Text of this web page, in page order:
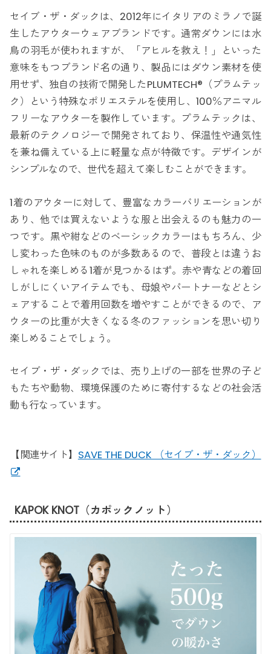
セイブ・ザ・ダックは、2012年にイタリアのミラノで誕
生したアウターウェアブランドです。通常ダウンには水
鳥の羽毛が使われますが、「アヒルを救え！」といった
意味をもつブランド名の通り、製品にはダウン素材を使
用せず、独自の技術で開発したPLUMTECH®（プラムテッ
ク）という特殊なポリエステルを使用し、100％アニマル
フリーなアウターを製作しています。プラムテックは、
最新のテクノロジーで開発されており、保温性や通気性
を兼ね備えている上に軽量な点が特徴です。デザインが
シンプルなので、世代を超えて楽しむことができます。
1着のアウターに対して、豊富なカラーバリエーションが
あり、他では買えないような服と出会えるのも魅力の一
つです。黒や紺などのベーシックカラーはもちろん、少
し変わった色味のものが多数あるので、普段とは違うお
しゃれを楽しめる1着が見つかるはず。赤や青などの着回
しがしにくいアイテムでも、母娘やパートナーなどとシ
ェアすることで着用回数を増やすことができるので、ア
ウターの比重が大きくなる冬のファッションを思い切り
楽しめることでしょう。
セイブ・ザ・ダックでは、売り上げの一部を世界の子ど
もたちや動物、環境保護のために寄付するなどの社会活
動も行なっています。
【関連サイト】 SAVE THE DUCK （セイブ・ザ・ダック）
KAPOK KNOT（カポックノット）